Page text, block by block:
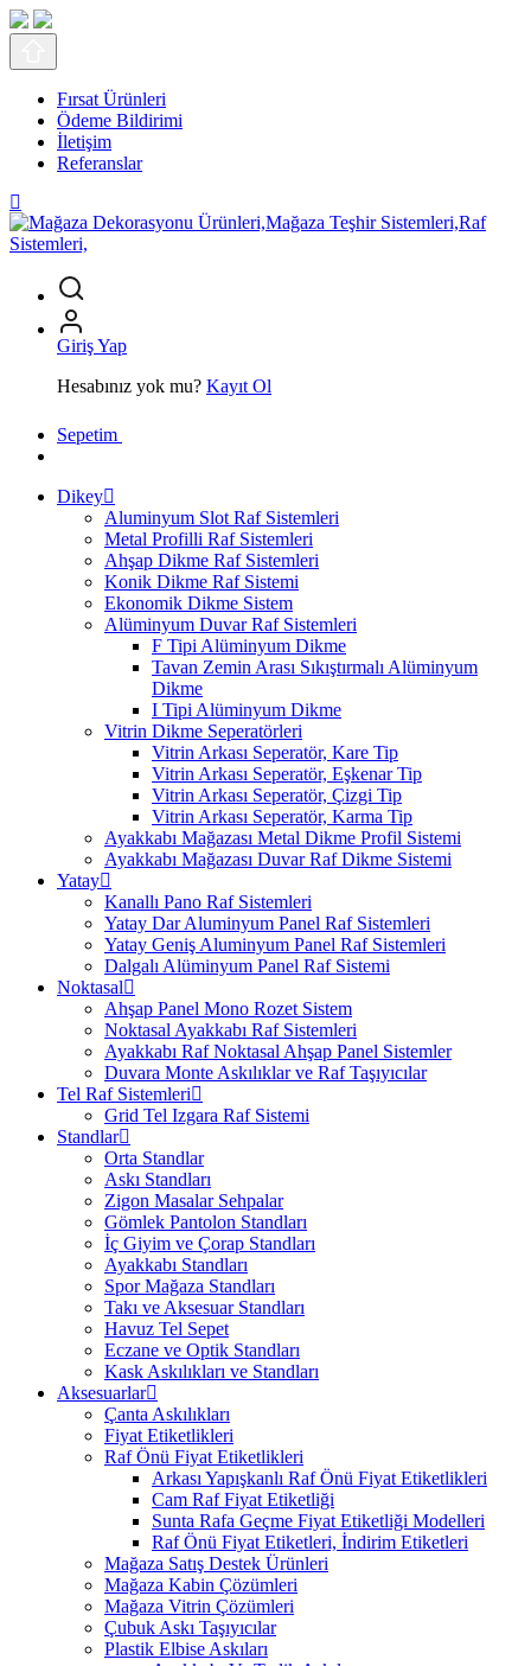
Fırsat Ürünleri
Ödeme Bildirimi
İletişim
Referanslar
Giriş Yap
Hesabınız yok mu? Kayıt Ol
Sepetim
Dikey
Aluminyum Slot Raf Sistemleri
Metal Profilli Raf Sistemleri
Ahşap Dikme Raf Sistemleri
Konik Dikme Raf Sistemi
Ekonomik Dikme Sistem
Alüminyum Duvar Raf Sistemleri
F Tipi Alüminyum Dikme
Tavan Zemin Arası Sıkıştırmalı Alüminyum
Dikme
I Tipi Alüminyum Dikme
Vitrin Dikme Seperatörleri
Vitrin Arkası Seperatör, Kare Tip
Vitrin Arkası Seperatör, Eşkenar Tip
Vitrin Arkası Seperatör, Çizgi Tip
Vitrin Arkası Seperatör, Karma Tip
Ayakkabı Mağazası Metal Dikme Profil Sistemi
Ayakkabı Mağazası Duvar Raf Dikme Sistemi
Yatay
Kanallı Pano Raf Sistemleri
Yatay Dar Aluminyum Panel Raf Sistemleri
Yatay Geniş Aluminyum Panel Raf Sistemleri
Dalgalı Alüminyum Panel Raf Sistemi
Noktasal
Ahşap Panel Mono Rozet Sistem
Noktasal Ayakkabı Raf Sistemleri
Ayakkabı Raf Noktasal Ahşap Panel Sistemler
Duvara Monte Askılıklar ve Raf Taşıyıcılar
Tel Raf Sistemleri
Grid Tel Izgara Raf Sistemi
Standlar
Orta Standlar
Askı Standları
Zigon Masalar Sehpalar
Gömlek Pantolon Standları
İç Giyim ve Çorap Standları
Ayakkabı Standları
Spor Mağaza Standları
Takı ve Aksesuar Standları
Havuz Tel Sepet
Eczane ve Optik Standları
Kask Askılıkları ve Standları
Aksesuarlar
Çanta Askılıkları
Fiyat Etiketlikleri
Raf Önü Fiyat Etiketlikleri
Arkası Yapışkanlı Raf Önü Fiyat Etiketlikleri
Cam Raf Fiyat Etiketliği
Sunta Rafa Geçme Fiyat Etiketliği Modelleri
Raf Önü Fiyat Etiketleri, İndirim Etiketleri
Mağaza Satış Destek Ürünleri
Mağaza Kabin Çözümleri
Mağaza Vitrin Çözümleri
Çubuk Askı Taşıyıcılar
Plastik Elbise Askıları